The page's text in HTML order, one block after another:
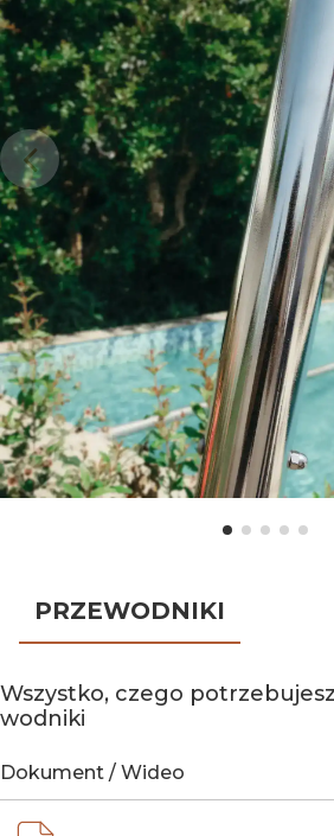
PRZEWODNIKI
Wszystko, czego
wodniki
Dokument / Wideo